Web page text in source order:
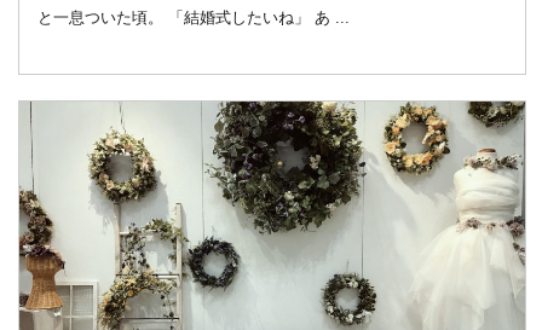
と一息ついた頃。 「結婚式したいね」 あ ...